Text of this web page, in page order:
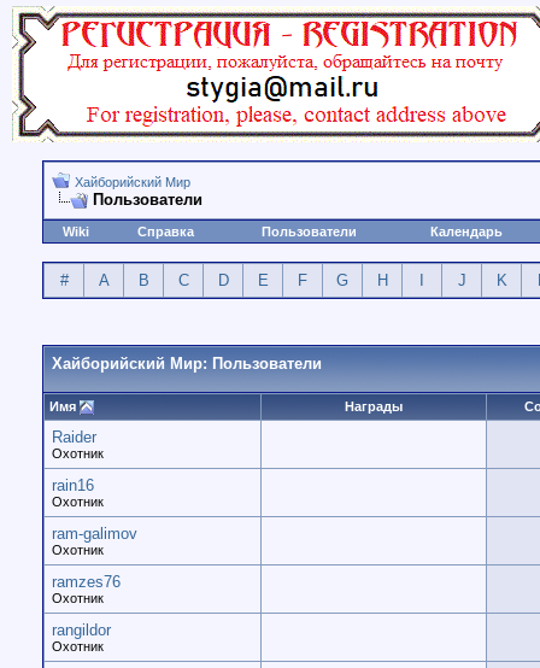
Хайборийский Мир
Пользователи
Wiki Справка Пользователи Календарь
# A B C D E F G H J K
Хайборийский Мир: Пользователи
Имя Награды
Raider
Охотник
rain16
Охотник
ram-galimov
Охотник
ramzes76
Охотник
rangildor
Охотник